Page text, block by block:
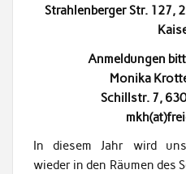
Strahlenberger Str. 127,
Anmeldungen
Monika
Schillstr. 7,
In diesem Jahr wird
wieder in den Räumen des